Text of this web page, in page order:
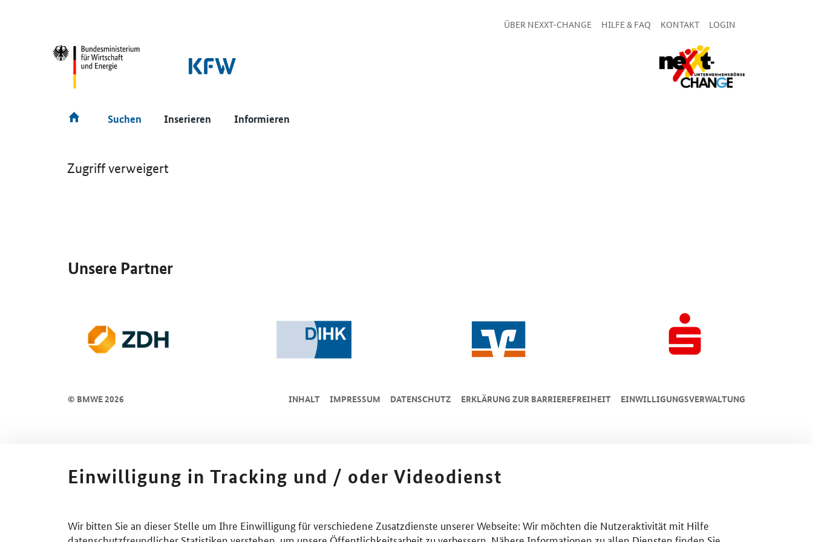
ÜBER NEXXT-CHANGE HILFE & FAQ KONTAKT LOGIN
Suchen Inserieren Informieren
Zugriff verweigert
Unsere Partner
© BMWE 2026 INHALT IMPRESSUM DA­TEN­SCHUTZ ERKLÄRUNG ZUR BARRIEREFREIHEIT EINWILLIGUNGSVERWALTUNG
Einwilligung in Tracking und / oder Videodienst
Wir bitten Sie an dieser Stelle um Ihre Einwilligung für verschiedene Zusatzdienste unserer Webseite: Wir möchten die Nutzeraktivität mit Hilfe